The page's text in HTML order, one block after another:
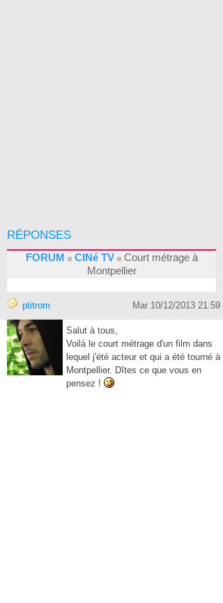
RÉPONSES
FORUM CINé TV Court métrage à
Montpellier
ptitrom Mar 10/12/2013 21:59
Salut à tous,
Voilà le court métrage d'un film dans
lequel j'été acteur et qui a été tourné à
Montpellier. Dîtes ce que vous en
pensez !